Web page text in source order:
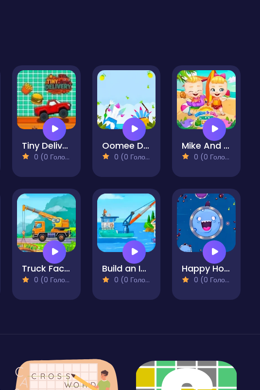
Tiny Delivery
0 (0 Голосів)
Oomee Dance
0 (0 Голосів)
Mike And Mia Beach Day
0 (0 Голосів)
Truck Factory for Kids 2
0 (0 Голосів)
Build an Island
0 (0 Голосів)
Happy Hopper
0 (0 Голосів)